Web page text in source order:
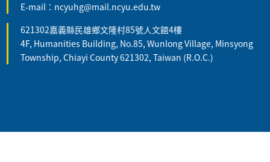
E-mail：ncyuhg@mail.ncyu.edu.tw
621302嘉義縣民雄鄉文隆村85號人文館4樓
4F, Humanities Building, No.85, Wunlong Village, Minsyong
Township, Chiayi County 621302, Taiwan (R.O.C.)